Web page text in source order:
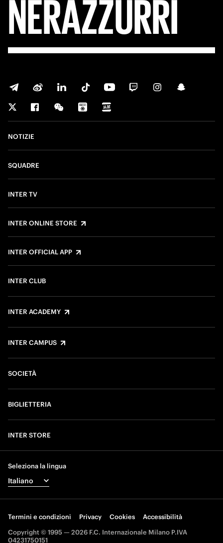
NERAZZURRI
NOTIZIE
SQUADRE
INTER TV
INTER ONLINE STORE
INTER OFFICIAL APP
INTER CLUB
INTER ACADEMY
INTER CAMPUS
SOCIETÀ
BIGLIETTERIA
INTER STORE
Seleziona la lingua
Termini e condizioni Privacy Cookies
Accessibilità
Copyright © 1995 — 2026 F.C. Internazionale Milano P.IVA
04231750151